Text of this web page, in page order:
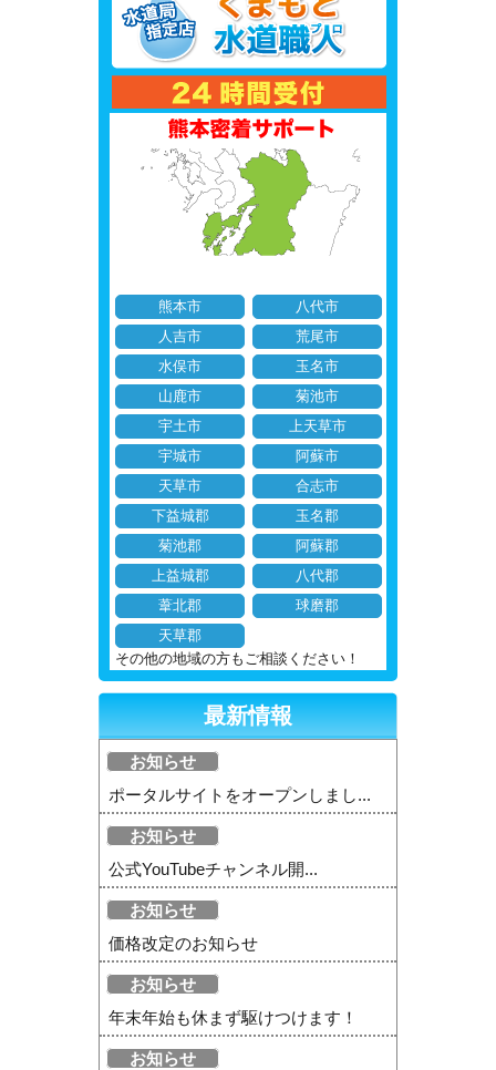
熊本市
八代市
人吉市
荒尾市
水俣市
玉名市
山鹿市
菊池市
宇土市
上天草市
宇城市
阿蘇市
天草市
合志市
下益城郡
玉名郡
菊池郡
阿蘇郡
上益城郡
八代郡
葦北郡
球磨郡
天草郡
その他の地域の方もご相談ください！
最新情報
お知らせ
ポータルサイトをオープンしまし...
お知らせ
公式YouTubeチャンネル開...
お知らせ
価格改定のお知らせ
お知らせ
年末年始も休まず駆けつけます！
お知らせ